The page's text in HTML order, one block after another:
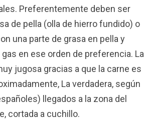
Preferentemente deben ser
de pella (olla de hierro fundido) o
una parte de grasa en pella y
en ese orden de preferencia. La
jugosa gracias a que la carne es
La verdadera, según
llegados a la zona del
cortada a cuchillo.